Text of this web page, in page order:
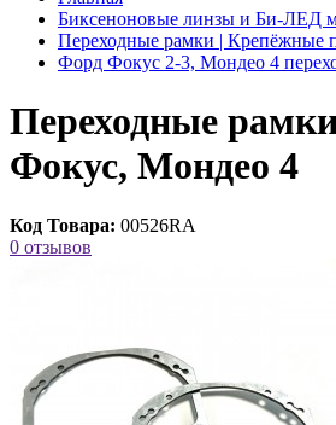
Биксеноновые линзы и Би-ЛЕД
Переходные рамки | Крепёжные
Форд Фокус 2-3, Мондео 4
Переходные
Фокус, Мондео 4
Код Товара: 00526RA
0 отзывов